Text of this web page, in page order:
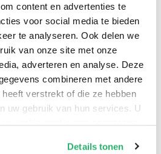
content en advertenties te
voor social media te bieden
te analyseren. Ook delen we
van onze site met onze
adverteren en analyse. Deze
combineren met andere
verstrekt of die ze hebben
uw gebruik van hun services. U
cookievoorkeuren aanpassen
Details tonen